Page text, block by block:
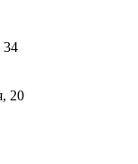
34
20